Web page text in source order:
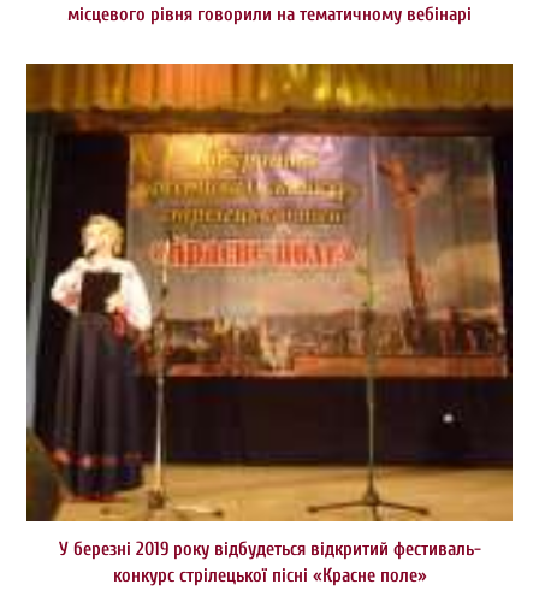
місцевого рівня говорили на тематичному вебінарі
У березні 2019 року відбудеться відкритий фестиваль-
конкурс стрілецької пісні «Красне поле»